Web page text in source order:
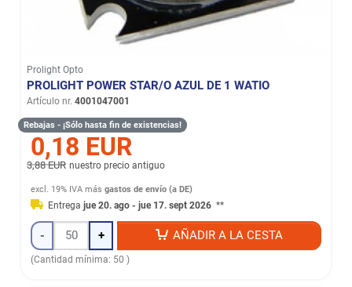
Prolight Opto
PROLIGHT POWER STAR/O AZUL DE 1 WATIO
Artículo nr. 4001047001
Rebajas - ¡Sólo hasta fin de existencias!
0,18 EUR
3,88 EUR nuestro precio antiguo
excl. 19% IVA másgastos de envío (a DE)
Entregajue 20. ago - jue 17. sept 2026 **
- + AÑADIR A LA CESTA
(Cantidad mínima: 50 )